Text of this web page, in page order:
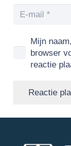
Mijn
browser
reactie
Reactie